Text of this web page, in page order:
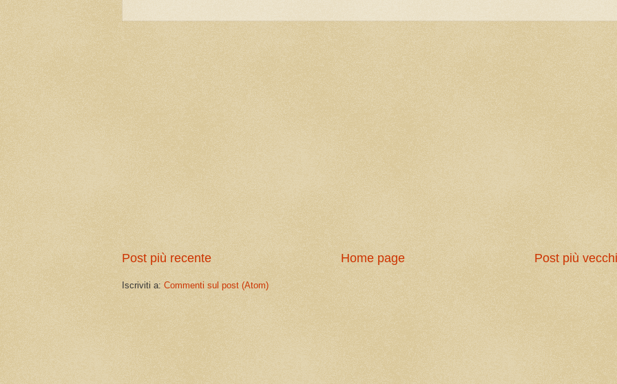
Post più recente Post più
Home page
Iscriviti a: Commenti sul post (Atom)